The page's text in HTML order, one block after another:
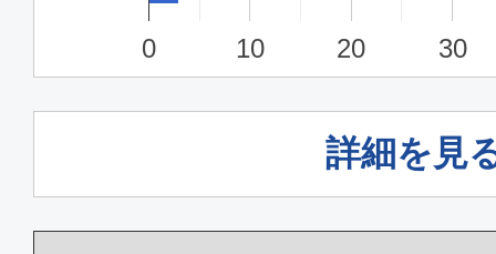
ANA098
エコノミー
大阪(関西)
21:00
東京(
0 10 20 30
詳細を見